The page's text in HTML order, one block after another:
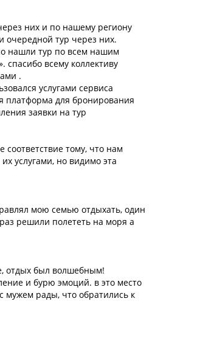
них и по нашему региону
очередной тур через них.
нашли тур по всем нашим
всему коллективу
.
услугами сервиса
платформа для бронирования
заявки на тур
тому, что нам
услугами, но видимо эта
мою семью отдыхать, один
решили полететь на моря а
отдых был волшебным!
и бурю эмоций. в это место
мужем рады, что обратились к